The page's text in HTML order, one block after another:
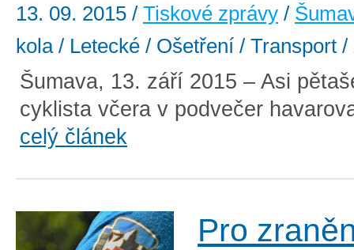
13. 09. 2015 / Tiskové zprávy /
kola / Letecké / Ošetření / Transport /
Šumava, 13. září 2015 – Asi
cyklista včera v podvečer
celý článek
Pro